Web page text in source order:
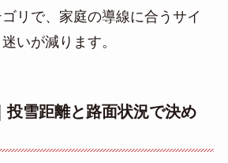
リで、家庭の導線に合うサイ
いが減ります。
投雪距離と路面状況で決め